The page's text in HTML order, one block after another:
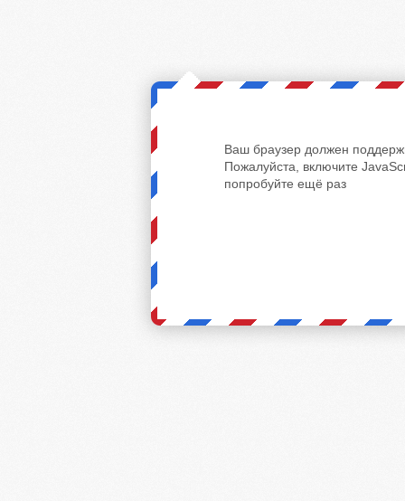
Ваш браузер должен
Пожалуйста, включите
попробуйте ещё раз